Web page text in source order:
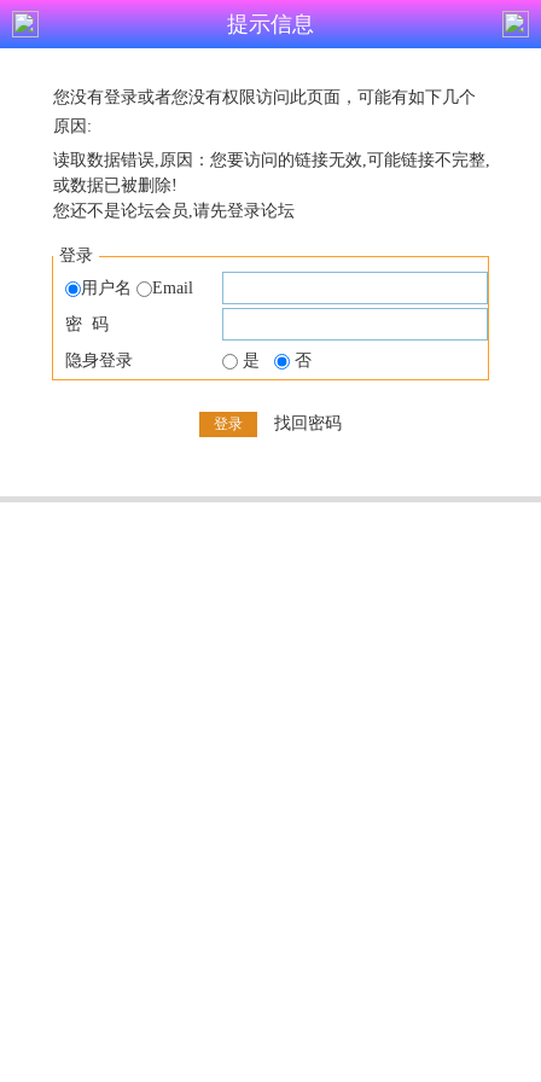
提示信息
您没有登录或者您没有权限访问此页面，可能有如下几个
原因:
读取数据错误,原因：您要访问的链接无效,可能链接不完整,
或数据已被删除!
您还不是论坛会员,请先登录论坛
登录
用户名
Email
密 码
隐身登录
是 否
找回密码